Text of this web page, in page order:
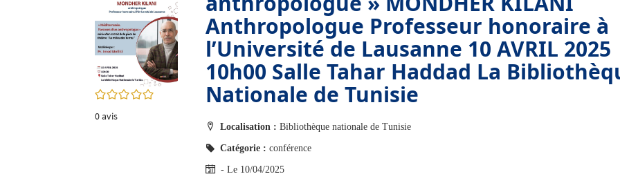
0/5
0avis
Anthropologue Professeur honoraire à
l’Université de Lausanne 10 AVRIL 2025
10h00 Salle Tahar Haddad La
Nationale de Tunisie
Localisation : Bibliothèque nationale de Tunisie
Catégorie : conférence
- Le 10/04/2025